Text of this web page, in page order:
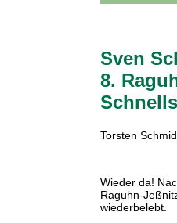
Sven
8.
Torsten
Wieder da!
Raguhn-
wiederbelebt.